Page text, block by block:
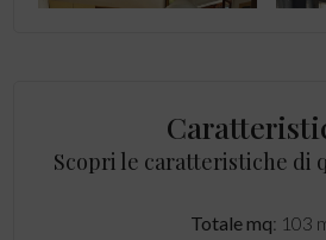
Scopri le caratteristiche di
Totale mq: 103